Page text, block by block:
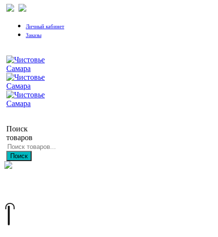
Личный кабинет
Заказы
Поиск
товаров
Поиск
+7 (927) 692-85-83